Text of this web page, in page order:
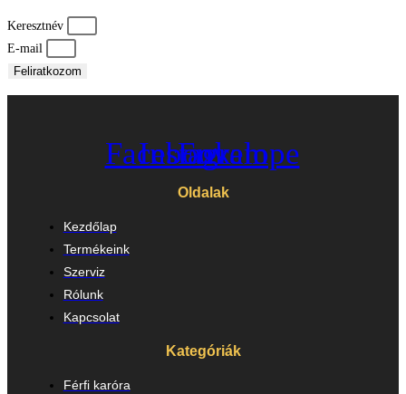
Keresztnév
E-mail
Feliratkozom
Facebook
Instagram
Envelope
Oldalak
Kezdőlap
Termékeink
Szerviz
Rólunk
Kapcsolat
Kategóriák
Férfi karóra